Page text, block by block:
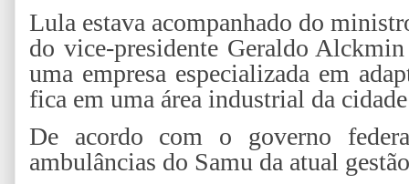
Lula estava acompanhado do
do vice-presidente Geraldo
uma empresa especializada em
fica em uma área industrial da
De acordo com o governo
ambulâncias do Samu da atual